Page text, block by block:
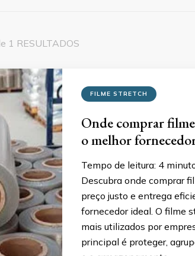
1 RESULTADOS
FILME STRETCH
Onde comprar
o melhor
Tempo de leitura: 4
Descubra onde comprar
preço justo e entrega
fornecedor ideal. O filme
mais utilizados por
principal é proteger,